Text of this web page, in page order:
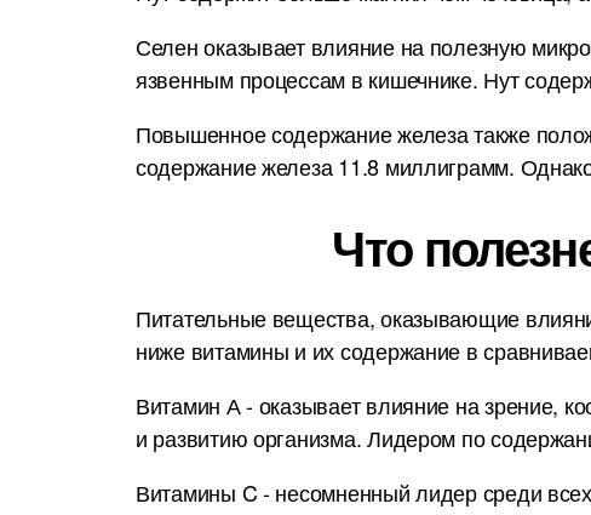
Селен оказывает влияние на полезную
язвенным процессам в кишечнике. Нут
Повышенное содержание железа также
содержание железа 11.8 миллиграмм.
Что
Питательные вещества, оказывающие
ниже витамины и их содержание в
Витамин А - оказывает влияние на зрение,
и развитию организма. Лидером по
Витамины C - несомненный лидер среди